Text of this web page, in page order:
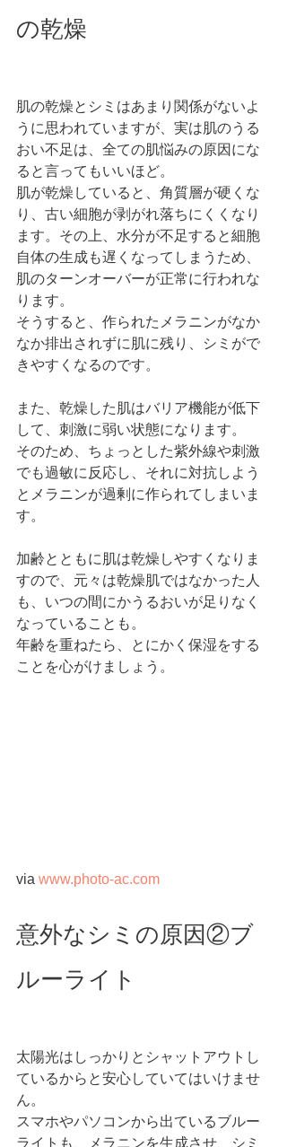
の乾燥
肌の乾燥とシミはあまり関係がないよ
うに思われていますが、実は肌のうる
おい不足は、全ての肌悩みの原因にな
ると言ってもいいほど。
肌が乾燥していると、角質層が硬くな
り、古い細胞が剥がれ落ちにくくなり
ます。その上、水分が不足すると細胞
自体の生成も遅くなってしまうため、
肌のターンオーバーが正常に行われな
ります。
そうすると、作られたメラニンがなか
なか排出されずに肌に残り、シミがで
きやすくなるのです。
また、乾燥した肌はバリア機能が低下
して、刺激に弱い状態になります。
そのため、ちょっとした紫外線や刺激
でも過敏に反応し、それに対抗しよう
とメラニンが過剰に作られてしまいま
す。
加齢とともに肌は乾燥しやすくなりま
すので、元々は乾燥肌ではなかった人
も、いつの間にかうるおいが足りなく
なっていることも。
年齢を重ねたら、とにかく保湿をする
ことを心がけましょう。
via www.photo-ac.com
意外なシミの原因②ブ
ルーライト
太陽光はしっかりとシャットアウトし
ているからと安心していてはいけませ
ん。
スマホやパソコンから出ているブルー
ライトも、メラニンを生成させ、シミ